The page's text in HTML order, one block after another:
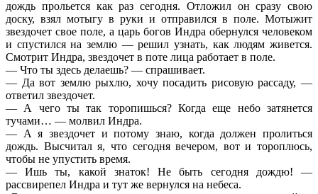
дождь прольется как раз сегодня. Отложил он сразу свою
доску, взял мотыгу в руки и отправился в поле. Мотыжит
звездочет свое поле, а царь богов Индра обернулся человеком
и спустился на землю — решил узнать, как людям живется.
Смотрит Индра, звездочет в поте лица работает в поле.
— Что ты здесь делаешь? — спрашивает.
— Да вот землю рыхлю, хочу посадить рисовую рассаду, —
ответил звездочет.
— А чего ты так торопишься? Когда еще небо затянется
тучами… — молвил Индра.
— А я звездочет и потому знаю, когда должен пролиться
дождь. Высчитал я, что сегодня вечером, вот и тороплюсь,
чтобы не упустить время.
— Ишь ты, какой знаток! Не быть сегодня дождю! —
рассвирепел Индра и тут же вернулся на небеса.